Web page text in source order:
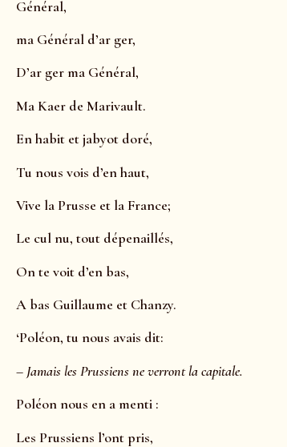
Général,
ma Général d’ar ger,
D’ar ger ma Général,
Ma Kaer de Marivault.
En habit et jabyot doré,
Tu nous vois d’en haut,
Vive la Prusse et la France;
Le cul nu, tout dépenaillés,
On te voit d’en bas,
A bas Guillaume et Chanzy.
‘Poléon, tu nous avais dit:
– Jamais les Prussiens ne verront la capitale.
Poléon nous en a menti :
Les Prussiens l’ont pris,